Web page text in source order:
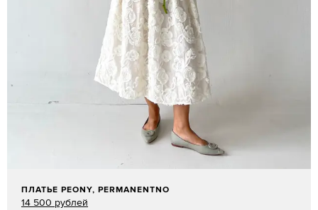
ПЛАТЬЕ PEONY, PERMANENTNO
14 500 рублей